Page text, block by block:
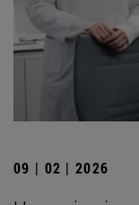
09 | 02 | 2026